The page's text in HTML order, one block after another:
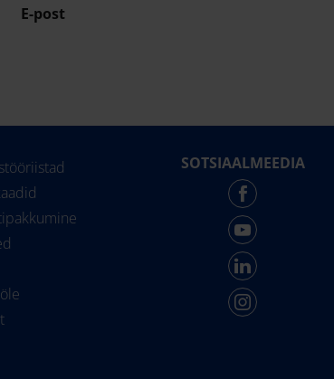
E-post
SOTSIAALMEEDIA